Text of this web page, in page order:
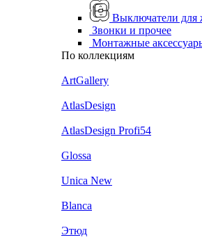
Выключатели для
Звонки и прочее
Монтажные
По коллекциям
ArtGallery
AtlasDesign
AtlasDesign Profi54
Glossa
Unica New
Blanca
Этюд